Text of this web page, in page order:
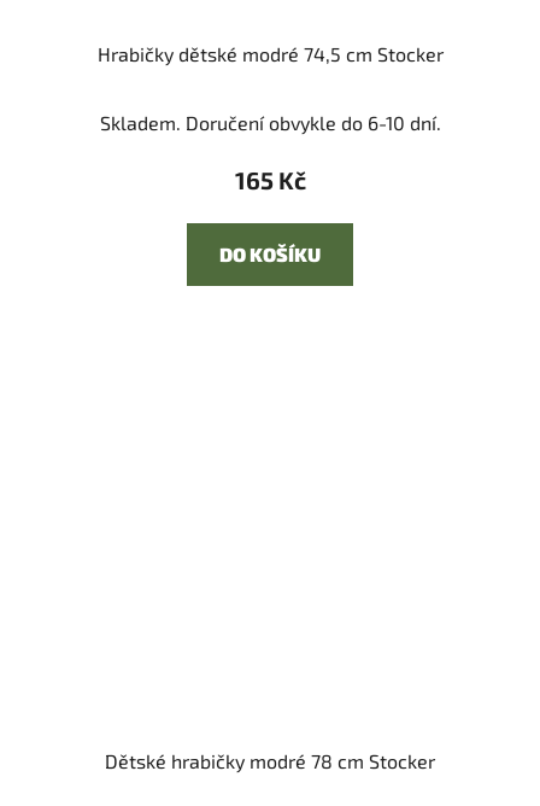
Hrabičky dětské modré 74,5 cm Stocker
Skladem. Doručení obvykle do 6-10 dní.
165 Kč
DO KOŠÍKU
Dětské hrabičky modré 78 cm Stocker